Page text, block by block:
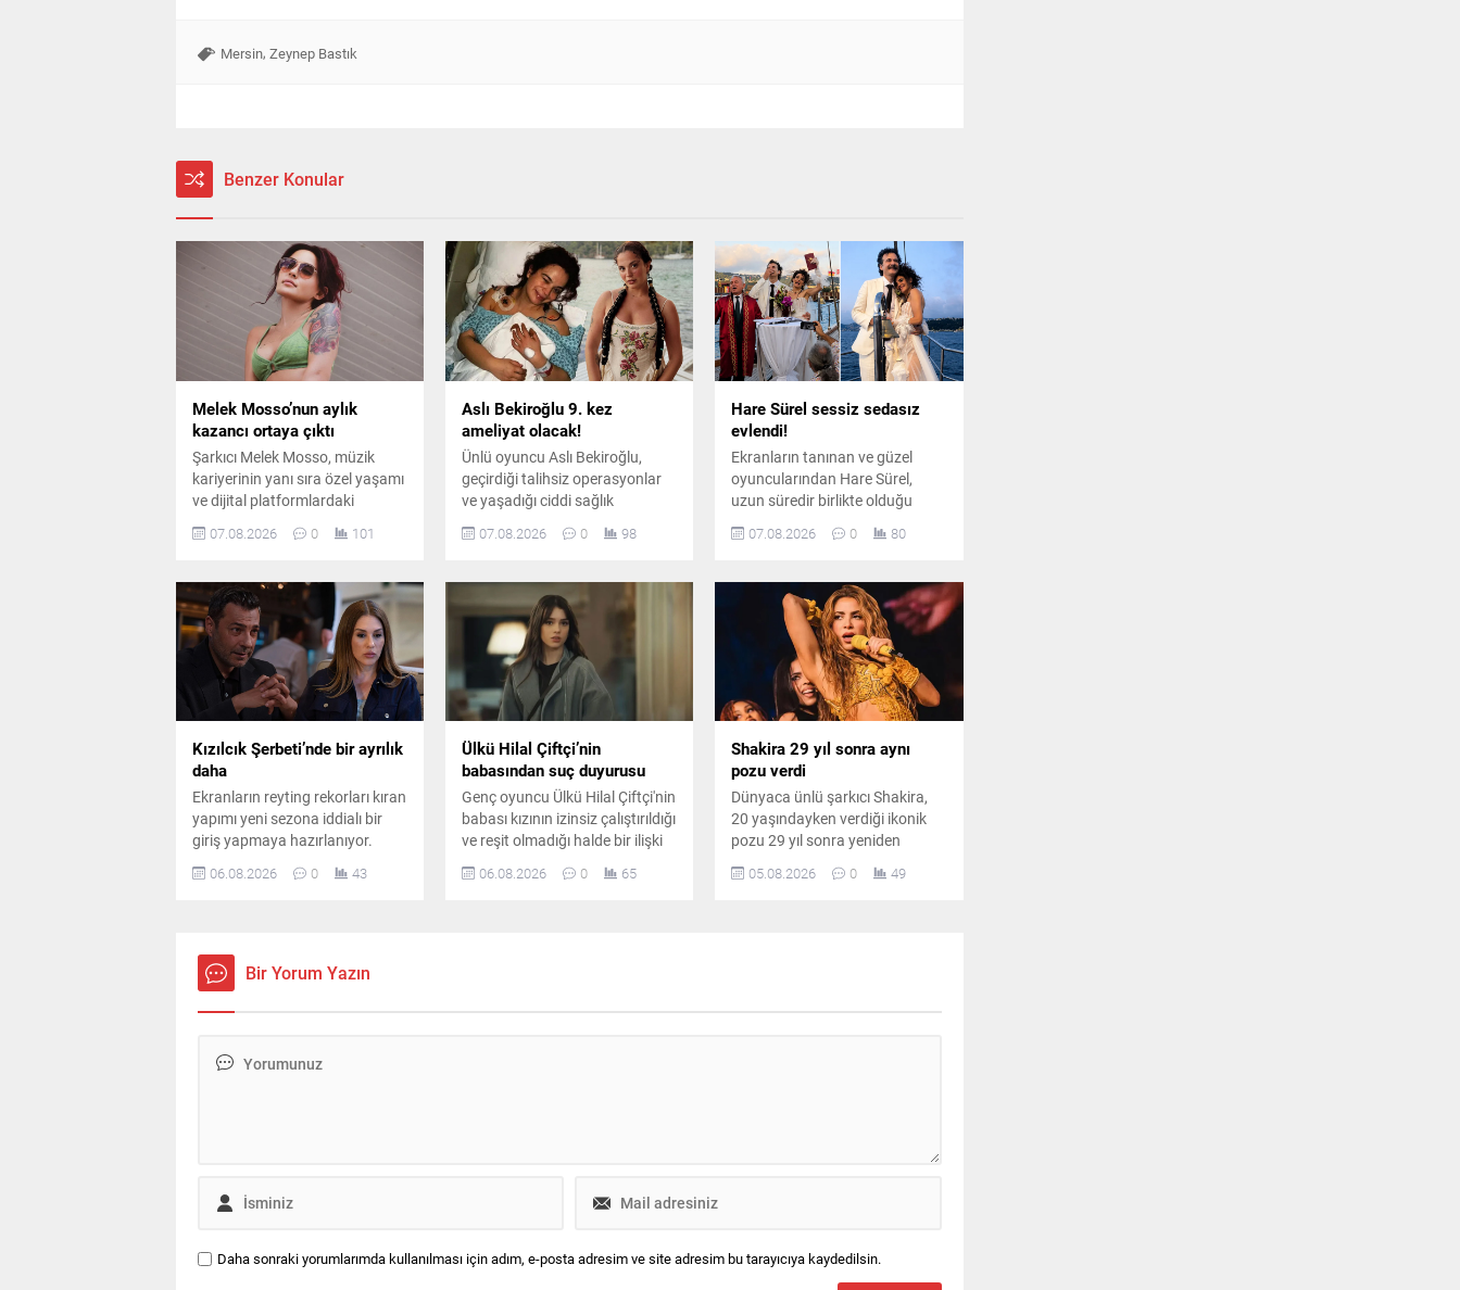
Mersin, Zeynep Bastık
Benzer Konular
Melek Mosso’nun aylık
kazancı ortaya çıktı
Şarkıcı Melek Mosso, müzik
kariyerinin yanı sıra özel yaşamı
ve dijital platformlardaki
ettiriyor. Instagram’da ücretli
Mosso’nun abone sayısı ve
buradan elde ettiği aylık gelir
belli oldu.
07.08.2026 0 101
Aslı Bekiroğlu 9. kez
ameliyat olacak!
Ünlü oyuncu Aslı Bekiroğlu,
geçirdiği talihsiz operasyonlar
ve yaşadığı ciddi sağlık
ameliyatın sonrasında
masasına yatacağını duyurdu.
07.08.2026 0 98
Hare Sürel sessiz sedasız
evlendi!
Ekranların tanınan ve güzel
oyuncularından Hare Sürel,
uzun süredir birlikte olduğu
İstanbul Kuruçeşme'de
dünyaevine girdi.
07.08.2026 0 80
Kızılcık Şerbeti’nde bir ayrılık
daha
Ekranların reyting rekorları kıran
yapımı yeni sezona iddialı bir
giriş yapmaya hazırlanıyor.
Kadroda önemli ayrılıklar
yaşanırken diziye sürpriz bir
06.08.2026 0 43
Ülkü Hilal Çiftçi’nin
babasından suç duyurusu
Genç oyuncu Ülkü Hilal Çiftçi'nin
babası kızının izinsiz çalıştırıldığı
ve reşit olmadığı halde bir ilişki
yaşadığı iddiasıyla savcılığa
başvurdu. Yaşanan gelişmeler
06.08.2026 0 65
Shakira 29 yıl sonra aynı
pozu verdi
Dünyaca ünlü şarkıcı Shakira,
20 yaşındayken verdiği ikonik
pozu 29 yıl sonra yeniden
canlandırdı. Ünlü sanatçının
paylaşımı kısa sürede sosyal
05.08.2026 0 49
Bir Yorum Yazın
Daha sonraki yorumlarımda kullanılması için adım, e-posta adresim ve site adresim bu tarayıcıya kaydedilsin.